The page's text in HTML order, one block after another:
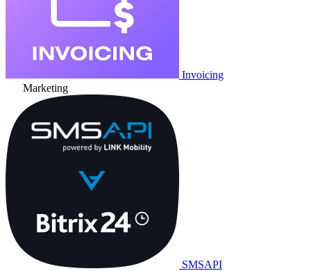
Invoicing
Marketing
SMSAPI